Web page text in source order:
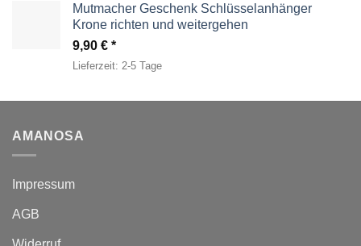
Mutmacher Geschenk Schlüsselanhänger
Krone richten und weitergehen
9,90 €
Lieferzeit: 2-5 Tage
AMANOSA
Impressum
AGB